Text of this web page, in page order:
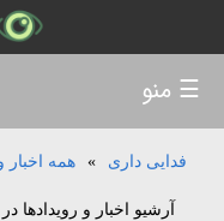
فدایی داری » همه اخبار
آرشیو اخبار و رویدادها
☰ منو